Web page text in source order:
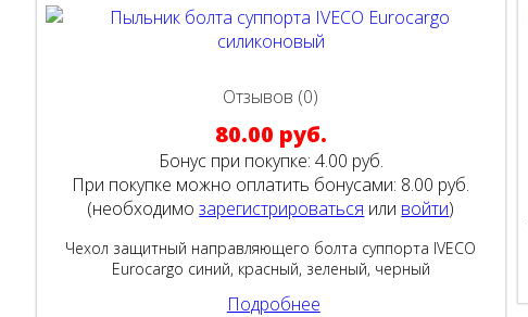
Отзывов (0)
80.00 руб.
Бонус при покупке: 4.00 руб.
При покупке можно оплатить бонусами: 8.00 руб.
(необходимозарегистрироваться или войти)
Чехол защитный направляющего болта суппорта IVECO
Eurocargo синий, красный, зеленый, черный
Подробнее